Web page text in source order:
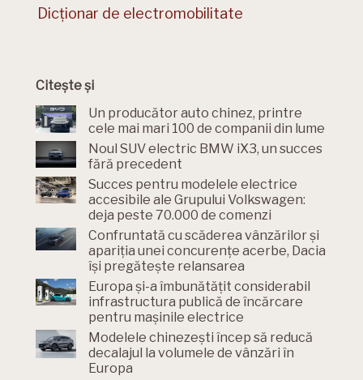
Dicționar de electromobilitate
Citește și
Un producător auto chinez, printre
cele mai mari 100 de companii din lume
Noul SUV electric BMW iX3, un succes
fără precedent
Succes pentru modelele electrice
accesibile ale Grupului Volkswagen:
deja peste 70.000 de comenzi
Confruntată cu scăderea vânzărilor și
apariția unei concurențe acerbe, Dacia
își pregătește relansarea
Europa și-a îmbunătățit considerabil
infrastructura publică de încărcare
pentru mașinile electrice
Modelele chinezești încep să reducă
decalajul la volumele de vânzări în
Europa